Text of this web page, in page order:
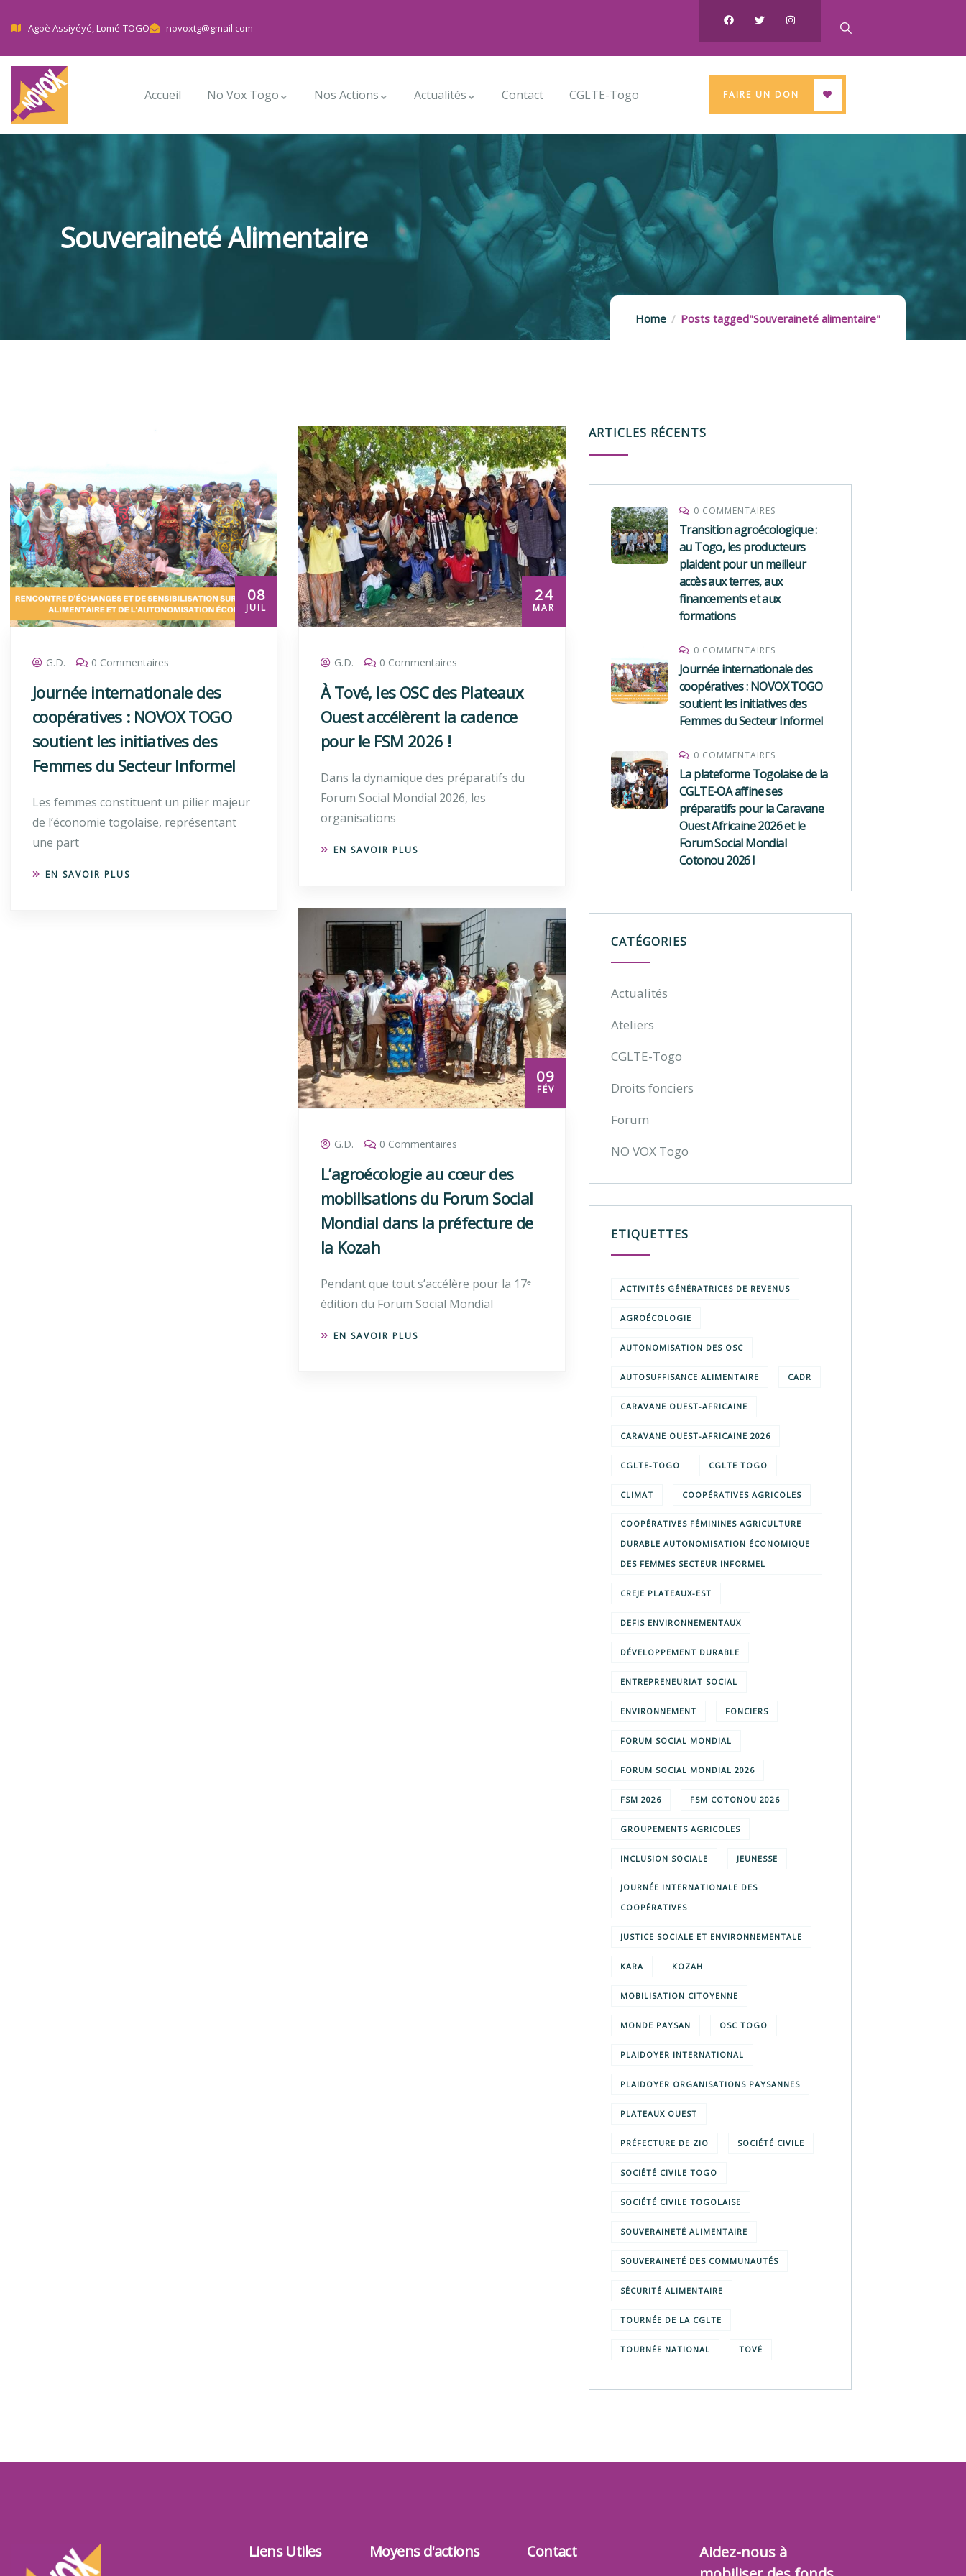
Agoè Assiyéyé, Lomé-TOGO novoxtg@gmail.com
Accueil No Vox Togo Nos Actions Actualités Contact CGLTE-Togo FAIRE UN DON
Souveraineté Alimentaire
Home Posts tagged"Souveraineté alimentaire"
08
JUIL
G.D. 0 Commentaires
Journée internationale des
coopératives : NOVOX TOGO
soutient les initiatives des
Femmes du Secteur Informel
Les femmes constituent un pilier majeur
de l’économie togolaise, représentant
une part
EN SAVOIR PLUS
24
MAR
G.D. 0 Commentaires
À Tové, les OSC des Plateaux
Ouest accélèrent la cadence
pour le FSM 2026 !
Dans la dynamique des préparatifs du
Forum Social Mondial 2026, les
organisations
EN SAVOIR PLUS
09
FÉV
G.D. 0 Commentaires
L’agroécologie au cœur des
mobilisations du Forum Social
Mondial dans la préfecture de
la Kozah
Pendant que tout s’accélère pour la 17ᵉ
édition du Forum Social Mondial
EN SAVOIR PLUS
ARTICLES RÉCENTS
0 COMMENTAIRES
Transition agroécologique :
au Togo, les producteurs
plaident pour un meilleur
accès aux terres, aux
financements et aux
formations
0 COMMENTAIRES
Journée internationale des
coopératives : NOVOX TOGO
soutient les initiatives des
Femmes du Secteur Informel
0 COMMENTAIRES
La plateforme Togolaise de la
CGLTE-OA affine ses
préparatifs pour la Caravane
Ouest Africaine 2026 et le
Forum Social Mondial
Cotonou 2026 !
CATÉGORIES
Actualités
Ateliers
CGLTE-Togo
Droits fonciers
Forum
NO VOX Togo
ETIQUETTES
ACTIVITÉS GÉNÉRATRICES DE REVENUS
AGROÉCOLOGIE
AUTONOMISATION DES OSC
AUTOSUFFISANCE ALIMENTAIRE CADR
CARAVANE OUEST-AFRICAINE
CARAVANE OUEST-AFRICAINE 2026
CGLTE-TOGO CGLTE TOGO
CLIMAT COOPÉRATIVES AGRICOLES
COOPÉRATIVES FÉMININES AGRICULTURE
DURABLE AUTONOMISATION ÉCONOMIQUE
DES FEMMES SECTEUR INFORMEL
CREJE PLATEAUX-EST
DEFIS ENVIRONNEMENTAUX
DÉVELOPPEMENT DURABLE
ENTREPRENEURIAT SOCIAL
ENVIRONNEMENT FONCIERS
FORUM SOCIAL MONDIAL
FORUM SOCIAL MONDIAL 2026
FSM 2026 FSM COTONOU 2026
GROUPEMENTS AGRICOLES
INCLUSION SOCIALE JEUNESSE
JOURNÉE INTERNATIONALE DES
COOPÉRATIVES
JUSTICE SOCIALE ET ENVIRONNEMENTALE
KARA KOZAH
MOBILISATION CITOYENNE
MONDE PAYSAN OSC TOGO
PLAIDOYER INTERNATIONAL
PLAIDOYER ORGANISATIONS PAYSANNES
PLATEAUX OUEST
PRÉFECTURE DE ZIO SOCIÉTÉ CIVILE
SOCIÉTÉ CIVILE TOGO
SOCIÉTÉ CIVILE TOGOLAISE
SOUVERAINETÉ ALIMENTAIRE
SOUVERAINETÉ DES COMMUNAUTÉS
SÉCURITÉ ALIMENTAIRE
TOURNÉE DE LA CGLTE
TOURNÉE NATIONAL TOVÉ
Liens Utiles Moyens d'actions Contact
Aidez-nous à